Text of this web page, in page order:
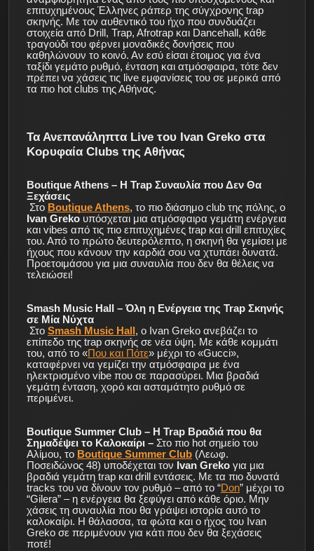
επιτυχημένους Έλληνες ράπερ της σύγχρονης trap
σκηνής. Με τον αυθεντικό του ήχο που συνδυάζει
στοιχεία από Drill, Trap, Afrotrap και Dancehall, κάθε
τραγούδι του φέρνει μοναδικές δονήσεις που
καθηλώνουν το κοινό. Αν εσύ είσαι έτοιμος για ένα
ταξίδι γεμάτο ρυθμό, ένταση και ατμόσφαιρα, τότε δεν
πρέπει να χάσεις τις live εμφανίσεις του σε μερικά από
τα πιο hot clubs της Αθήνας.
Τα Ανεπανάληπτα Live του Ivan Greko στα
Κορυφαία Clubs της Αθήνας
Boutique Athens – Η Trap Συναυλία που Δεν Θα
Ξεχάσεις
Στο Boutique Athens, το πιο διάσημο club της πόλης, ο
Ivan Greko υπόσχεται μια ατμόσφαιρα γεμάτη ενέργεια
και vibes από τις πιο επιτυχημένες trap και drill επιτυχίες
του. Από το πρώτο δευτερόλεπτο, η σκηνή θα γεμίσει με
ήχους που κάνουν την καρδιά σου να χτυπάει δυνατά.
Προετοιμάσου για μια συναυλία που δεν θα θέλεις να
τελειώσει!
Smash Music Hall – Όλη η Ενέργεια της Trap Σκηνής
σε Μία Νύχτα
Στο Smash Music Hall , ο Ivan Greko ανεβάζει το
επίπεδο της trap σκηνής σε νέα ύψη. Με κάθε κομμάτι
του, από το «Που και Πότε» μέχρι το «Gucci»,
καταφέρνει να γεμίζει την ατμόσφαιρα με ένα
ηλεκτρισμένο vibe που σε παρασύρει. Μια βραδιά
γεμάτη ένταση, χορό και ασταμάτητο ρυθμό σε
περιμένει.
Boutique Summer Club – Η Trap Βραδιά που θα
Σημαδέψει το Καλοκαίρι – Στο πιο hot σημείο του
Αλίμου, το Boutique Summer Club (Λεωφ.
Ποσειδώνος 48) υποδέχεται τον Ivan Greko για μια
βραδιά γεμάτη trap και drill εντάσεις. Με τα πιο δυνατά
tracks του να δίνουν τον ρυθμό – από το “Don” μέχρι το
“Gilera” – η ενέργεια θα ξεφύγει από κάθε όριο. Μην
χάσεις τη συναυλία που θα γράψει ιστορία αυτό το
καλοκαίρι. Η θάλασσα, τα φώτα και ο ήχος του Ivan
Greko σε περιμένουν για κάτι που δεν θα ξεχάσεις
ποτέ!